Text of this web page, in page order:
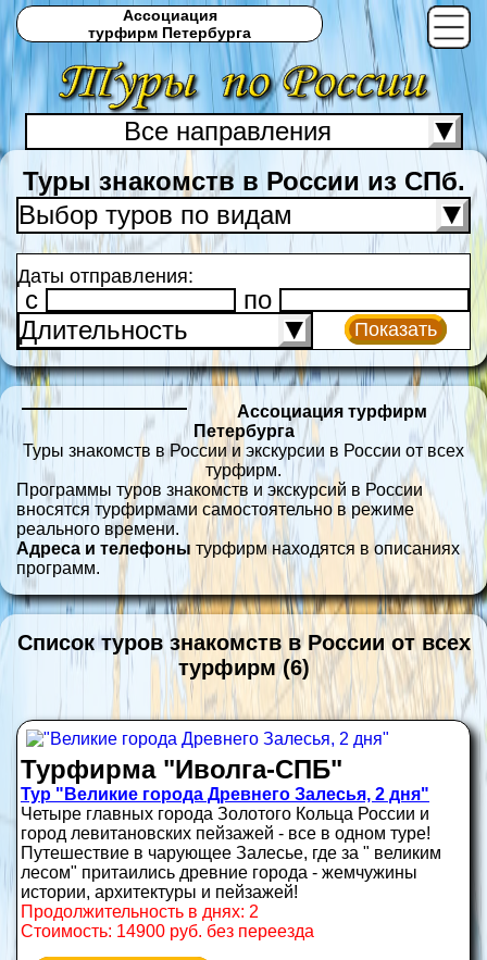
Ассоциация
турфирм Петербурга
Все направления
Туры знакомств в России из СПб.
Выбор туров по видам
Даты отправления:
c
по
Длительность
Показать
Ассоциация турфирм
Петербурга
Туры знакомств в России и экскурсии в России от всех
турфирм.
Программы туров знакомств и экскурсий в России
вносятся турфирмами самостоятельно в режиме
реального времени.
Адреса и телефоны турфирм находятся в описаниях
программ.
Список туров знакомств в России от всех
турфирм (6)
Турфирма "Иволга-СПБ"
Тур "Великие города Древнего Залесья, 2 дня"
Четыре главных города Золотого Кольца России и
город левитановских пейзажей - все в одном туре!
Путешествие в чарующее Залесье, где за " великим
лесом" притаились древние города - жемчужины
истории, архитектуры и пейзажей!
Продолжительность в днях: 2
Стоимость: 14900 руб. без переезда